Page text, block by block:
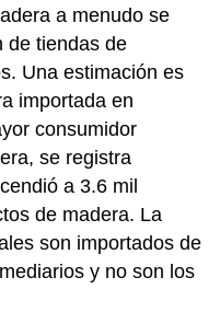
a menudo se
de tiendas de
Una estimación es
importada en
consumidor
se registra
a 3.6 mil
de madera. La
son importados de
y no son los